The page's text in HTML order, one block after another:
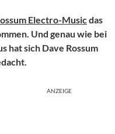
Electro-Musicdas
Und genau wie bei
hat sich Dave Rossum
ANZEIGE